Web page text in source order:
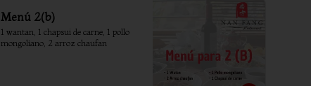
Menú 2(b)
1 wantan, 1 chapsui de carne, 1 pollo
mongoliano, 2 arroz chaufan